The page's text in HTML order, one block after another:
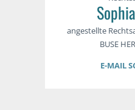
angestellte
BUSE
E-MAIL